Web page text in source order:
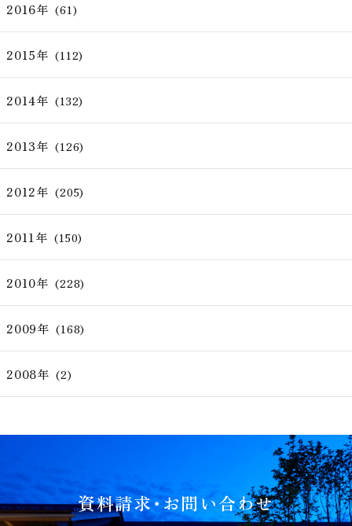
2016年 (61)
2015年 (112)
2014年 (132)
2013年 (126)
2012年 (205)
2011年 (150)
2010年 (228)
2009年 (168)
2008年 (2)
資料請求・お問い合わせ